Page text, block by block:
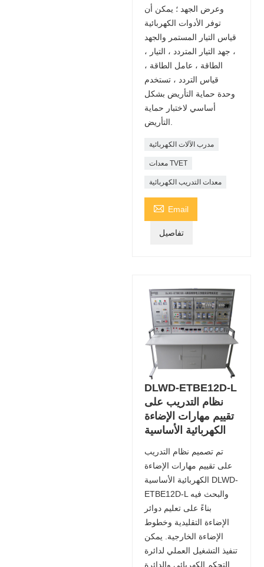
وعرض الجهد ؛ يمكن أن
توفر الأدوات الكهربائية
قياس التيار المستمر والجهد
، جهد التيار المتردد ، التيار ،
الطاقة ، عامل الطاقة ،
قياس التردد ، تستخدم
وحدة حماية التأريض بشكل
أساسي لاختبار حماية
مدرب الآلات الكهربائية
معدات TVET
معدات التدريب الكهربائية
 Email
تفاصيل
DLWD-ETBE12D-L
نظام التدريب على
تقييم مهارات الإضاءة
الكهربائية الأساسية
تم تصميم نظام التدريب
على تقييم مهارات الإضاءة
الكهربائية الأساسية DLWD-
ETBE12D-L والبحث فيه
بناءً على تعليم دوائر
الإضاءة التقليدية وخطوط
الإضاءة الخارجية. يمكن
تنفيذ التشغيل العملي لدائرة
التحكم الكهربائي والدائرة